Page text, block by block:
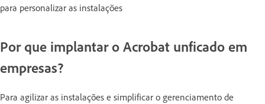
para personalizar as instalações
Por que implantar o Acrobat unficado em
empresas?
Para agilizar as instalações e simplificar o gerenciamento de